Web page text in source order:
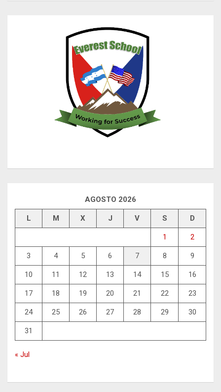
AGOSTO 2026
L M X J V S D
1 2
3 4 5 6 7 8 9
10 11 12 13 14 15 16
17 18 19 20 21 22 23
24 25 26 27 28 29 30
31
« Jul